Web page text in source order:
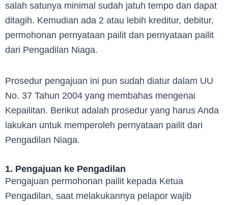
salah satunya minimal sudah jatuh tempo dan dapat
ditagih. Kemudian ada 2 atau lebih kreditur, debitur,
permohonan pernyataan pailit dan pernyataan pailit
dari Pengadilan Niaga.
Prosedur pengajuan ini pun sudah diatur dalam UU
No. 37 Tahun 2004 yang membahas mengenai
Kepailitan. Berikut adalah prosedur yang harus Anda
lakukan untuk memperoleh pernyataan pailit dari
Pengadilan Niaga.
1. Pengajuan ke Pengadilan
Pengajuan permohonan pailit kepada Ketua
Pengadilan, saat melakukannya pelapor wajib